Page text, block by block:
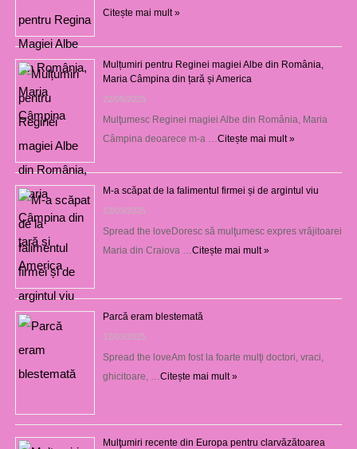
Citește mai mult »
Mulțumiri pentru Reginei magiei Albe din România,
Maria Câmpina din țară și America
22/05/2025
Mulţumesc Reginei magiei Albe din România, Maria
Câmpina deoarece m-a … Citește mai mult »
M-a scăpat de la falimentul firmei și de argintul viu
13/03/2025
Spread the loveDoresc să mulţumesc expres vrăjitoarei
Maria din Craiova … Citește mai mult »
Parcă eram blestemată
12/03/2025
Spread the loveAm fost la foarte mulţi doctori, vraci,
ghicitoare, … Citește mai mult »
Mulţumiri recente din Europa pentru clarvăzătoarea